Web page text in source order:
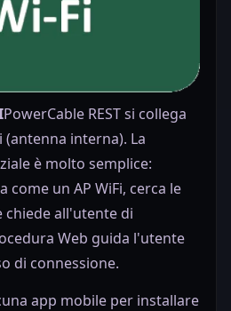
PowerCable REST si collega
interna). La
è molto semplice:
come un AP WiFi, cerca le
chiede all'utente di
Web guida l'utente
di connessione.
app mobile per installare